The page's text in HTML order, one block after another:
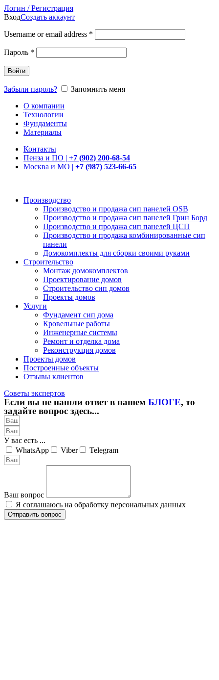
Логин / Регистрация
ВходСоздать аккаунт
Username or email address *
Пароль *
Войти
Забыли пароль?
Запомнить меня
О компании
Технологии
Фундаменты
Материалы
Контакты
Пенза и ПО | +7 (902) 200-68-54
Москва и МО | +7 (987) 523-66-65
Производство
Производство и продажа сип панелей OSB
Производство и продажа сип панелей Грин Борд
Производство и продажа сип панелей ЦСП
Производство и продажа комбинированные сип
панели
Домокомплекты для сборки своими руками
Строительство
Монтаж домокомплектов
Проектирование домов
Строительство сип домов
Проекты домов
Услуги
Фундамент сип дома
Кровельные работы
Инженерные системы
Ремонт и отделка дома
Реконструкция домов
Проекты домов
Построенные объекты
Отзывы клиентов
Советы экспертов
Если вы не нашли ответ в нашем БЛОГЕ, то
задайте вопрос здесь...
У вас есть ...
WhatsApp
Viber Telegram
Ваш вопрос
Я соглашаюсь на обработку персональных данных
Отправить вопрос